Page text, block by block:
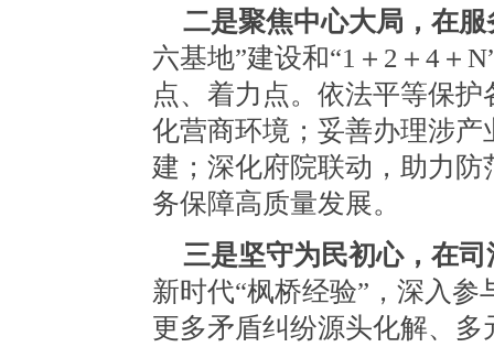
二是聚焦中心大局，在
六基地”建设和“1＋2＋4＋
点、着力点。依法平等保
化营商环境；妥善办理涉
建；深化府院联动，助力
务保障高质量发展。
三是坚守为民初心，在
新时代“枫桥经验”，深入
更多矛盾纠纷源头化解、